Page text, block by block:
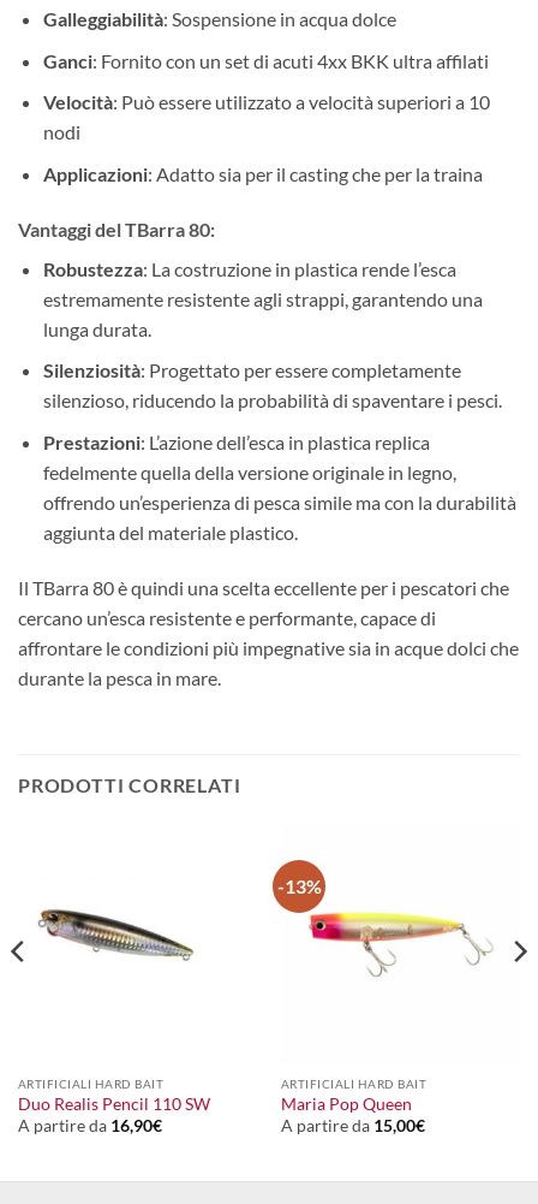
Galleggiabilità: Sospensione in acqua dolce
Ganci: Fornito con un set di acuti 4xx BKK ultra affilati
Velocità: Può essere utilizzato a velocità superiori a 10
nodi
Applicazioni: Adatto sia per il casting che per la traina
Vantaggi del TBarra 80:
Robustezza: La costruzione in plastica rende l’esca
estremamente resistente agli strappi, garantendo una
lunga durata.
Silenziosità: Progettato per essere completamente
silenzioso, riducendo la probabilità di spaventare i pesci.
Prestazioni: L’azione dell’esca in plastica replica
fedelmente quella della versione originale in legno,
offrendo un’esperienza di pesca simile ma con la durabilità
aggiunta del materiale plastico.
Il TBarra 80 è quindi una scelta eccellente per i pescatori che
cercano un’esca resistente e performante, capace di
affrontare le condizioni più impegnative sia in acque dolci che
durante la pesca in mare.
PRODOTTI CORRELATI
ARTIFICIALI HARD BAIT
Duo Realis Pencil 110 SW
A partire da 16,90€
-13%
ARTIFICIALI HARD BAIT
Maria Pop Queen
A partire da 15,00€